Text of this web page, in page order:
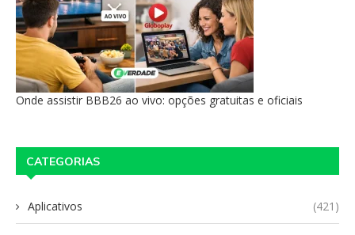
Onde assistir BBB26 ao vivo: opções gratuitas e oficiais
CATEGORIAS
Aplicativos (421)